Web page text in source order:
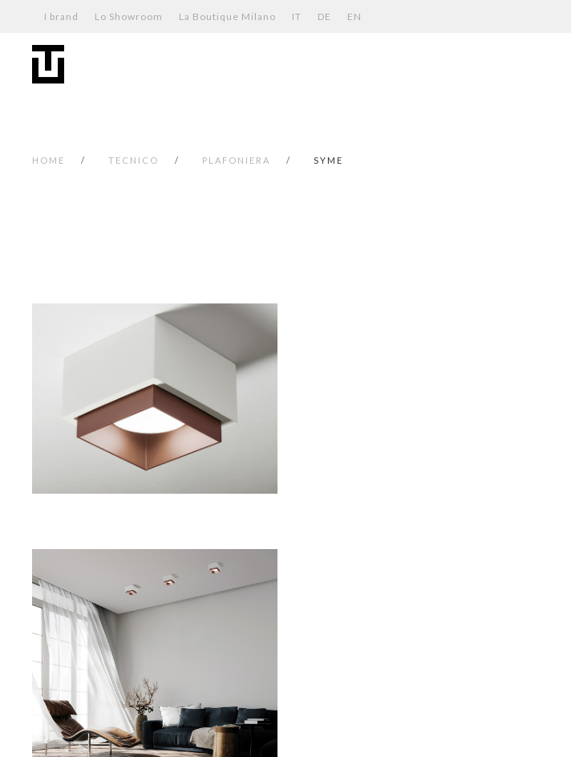
I brand Lo Showroom La Boutique Milano IT DE EN
HOME TECNICO PLAFONIERA SYME